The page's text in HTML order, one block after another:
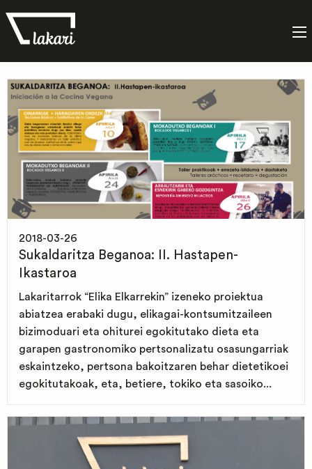
2018-03-26
Sukaldaritza Beganoa: II. Hastapen-
Ikastaroa
Lakaritarrok “Elika Elkarrekin” izeneko proiektua
abiatzea erabaki dugu, elikagai-kontsumitzaileen
bizimoduari eta ohiturei egokitutako dieta eta
garapen gastronomiko pertsonalizatu osasungarriak
eskaintzeko, pertsona bakoitzaren behar dietetikoei
egokitutakoak, eta, betiere, tokiko eta sasoiko...